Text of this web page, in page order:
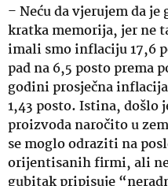
–Neću da vjerujem da
kratka memorija, jer ne
imali smo inflaciju 17,6
pad na 6,5 posto prema
godini prosječna
1,43 posto. Istina, došlo
proizvoda naročito u
se moglo odraziti na
orijentisanih firmi, ali